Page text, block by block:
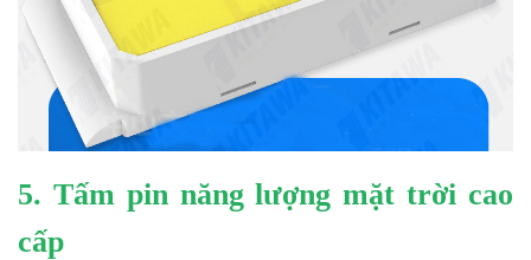
5. Tấm pin năng lượng mặt trời cao
cấp